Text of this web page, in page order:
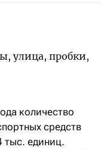
количество
средств
тыс. единиц.